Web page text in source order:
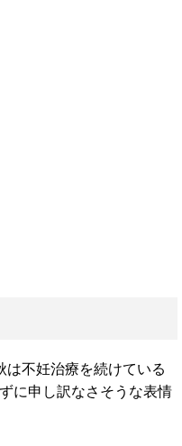
は不妊治療を続けている
に申し訳なさそうな表情